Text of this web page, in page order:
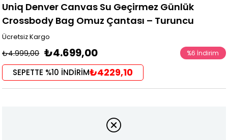
Uniq Denver Canvas Su Geçirmez Günlük
Crossbody Bag Omuz Çantası – Turuncu
Ücretsiz Kargo
₺4.999,00 ₺4.699,00 %6 İndirim
SEPETTE %10 İNDİRİM₺4229,10